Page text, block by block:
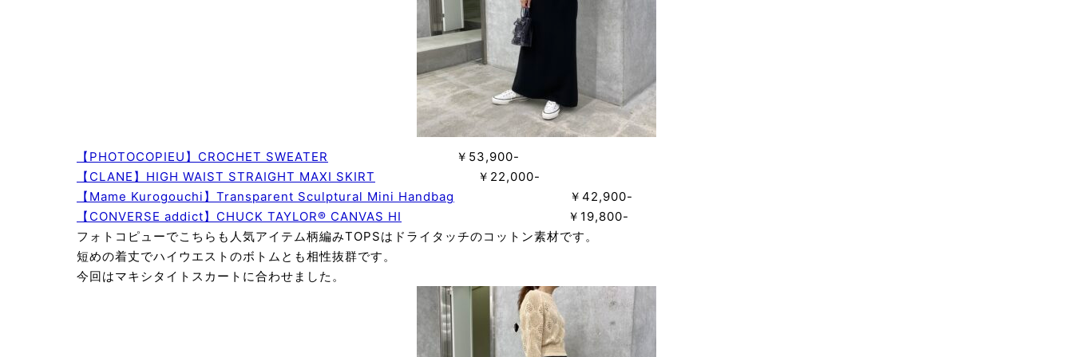
【PHOTOCOPIEU】CROCHET SWEATER
￥53,900-
【CLANE】HIGH WAIST STRAIGHT MAXI SKIRT
￥22,000-
【Mame Kurogouchi】Transparent Sculptural Mini Handbag
￥42,900-
【CONVERSE addict】CHUCK TAYLOR® CANVAS HI
￥19,800-
フォトコピューでこちらも人気アイテム柄編みTOPSはドライタッチのコットン素材です。
短めの着丈でハイウエストのボトムとも相性抜群です。
今回はマキシタイトスカートに合わせました。